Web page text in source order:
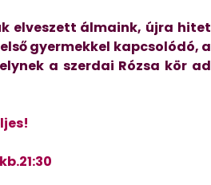
elveszett álmaink, újra hitet
gyermekkel kapcsolódó, a
a szerdai Rózsa kör ad